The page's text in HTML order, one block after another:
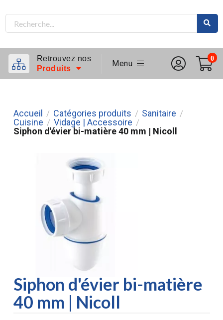
Retrouvez nos
Produits
Menu
0
Accueil / Catégories produits / Sanitaire /
Cuisine / Vidage | Accessoire /
Siphon d'évier bi-matière 40 mm | Nicoll
Siphon d'évier bi-matière
40 mm | Nicoll